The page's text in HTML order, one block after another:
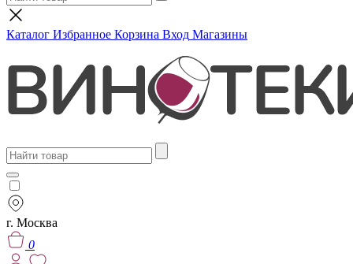
Каталог Избранное Корзина Вход Магазины
г. Москва
0